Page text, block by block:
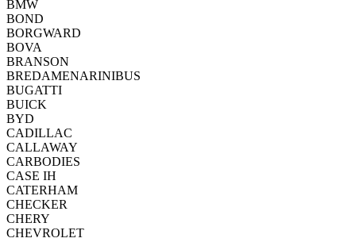
BMW
BOND
BORGWARD
BOVA
BRANSON
BREDAMENARINIBUS
BUGATTI
BUICK
BYD
CADILLAC
CALLAWAY
CARBODIES
CASE IH
CATERHAM
CHECKER
CHERY
CHEVROLET